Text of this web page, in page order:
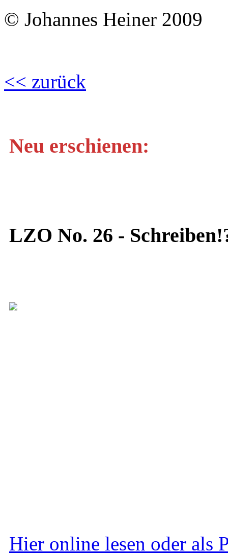
© Johannes Heiner 2009
<< zurück
Neu erschienen:
LZO No. 26 -
Hier online lesen oder als